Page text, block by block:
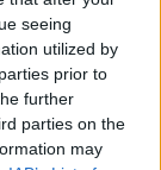
seeing
utilized by
prior to
further
parties on the
may
που
και